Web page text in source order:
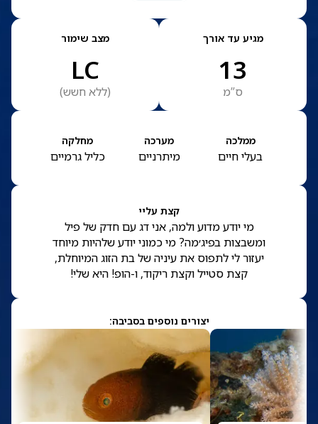
מגיע עד אורך
13
ס”מ
מצב שימור
LC
(ללא חשש)
ממלכה
בעלי חיים
מערכה
מיתרניים
מחלקה
כליל גרמיים
קצת עליי
מי יודע מדוע ולמה, אני דג עם חדק של פיל
ומשבצות בפיג׳מה? מי כמוני יודע שלהיות מיוחד
יעזור לי לתפוס את עיניה של בת הזוג המיוחלת,
קצת סטייל וקצת ריקוד, ו-הופ! היא שלי!
יצורים נוספים בסביבה: